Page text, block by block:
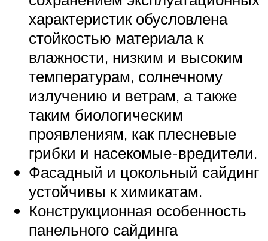
характеристик обусловлена
стойкостью материала к
влажности, низким и высоким
температурам, солнечному
излучению и ветрам, а также
таким биологическим
проявлениям, как плесневые
грибки и насекомые-вредители.
Фасадный и цокольный сайдинг
устойчивы к химикатам.
Конструкционная особенность
панельного сайдинга